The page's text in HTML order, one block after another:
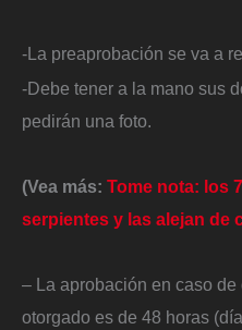
-La preaprobación se va a
-Debe tener a la mano sus
pedirán una foto.
(Vea más: Tome nota: los
serpientes y las alejan de
– La aprobación en caso
otorgado es de 48 horas